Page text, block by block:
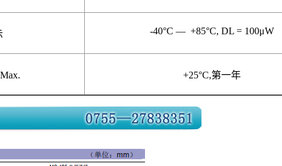
-40°C — +85°C, DL = 100μW
+25°C,第一年